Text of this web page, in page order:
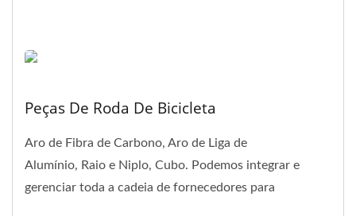
Peças De Roda De Bicicleta
Aro de Fibra de Carbono, Aro de Liga de
Alumínio, Raio e Niplo, Cubo. Podemos integrar e
gerenciar toda a cadeia de fornecedores para